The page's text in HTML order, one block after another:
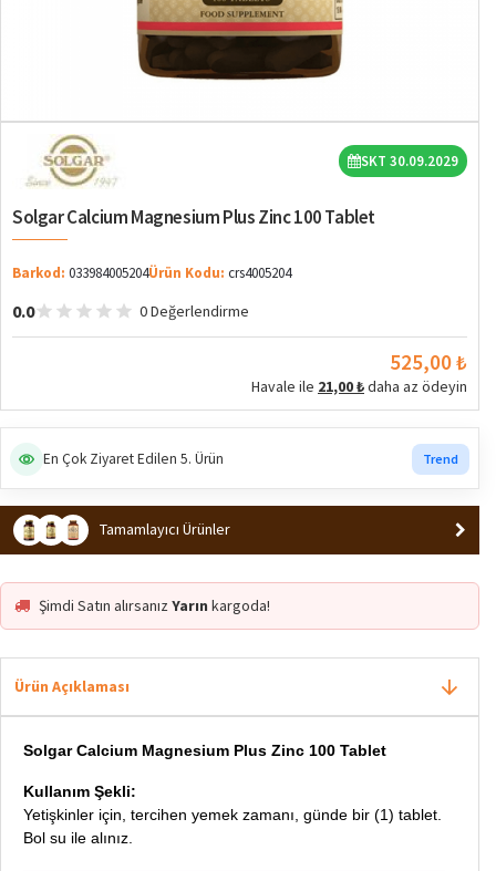
SKT 30.09.2029
Solgar Calcium Magnesium Plus Zinc 100 Tablet
Barkod: 033984005204Ürün Kodu: crs4005204
0.0 0 Değerlendirme
525,00 ₺
Havale ile 21,00 ₺daha az ödeyin
En Çok Ziyaret Edilen 5. Ürün Trend
Tamamlayıcı Ürünler
Şimdi Satın alırsanızYarın kargoda!
Ürün Açıklaması
Solgar Calcium Magnesium Plus Zinc 100 Tablet
Kullanım Şekli:
Yetişkinler için, tercihen yemek zamanı, günde bir (1) tablet.
Bol su ile alınız.